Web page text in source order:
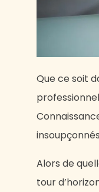
Que ce soit
Alors de
tour